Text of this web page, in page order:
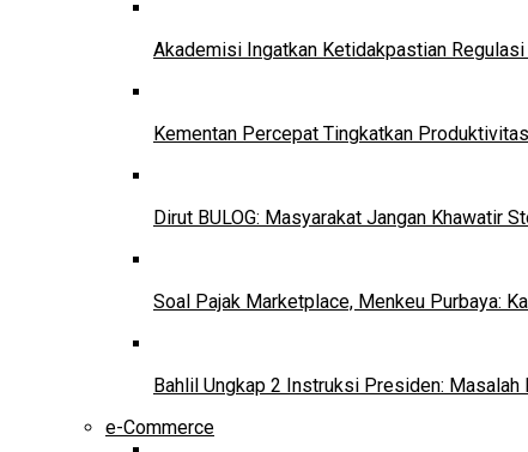
Akademisi Ingatkan Ketidakpastian
Kementan Percepat Tingkatkan
Dirut BULOG: Masyarakat Jangan Khawatir
Soal Pajak Marketplace, Menkeu Purbaya:
Bahlil Ungkap 2 Instruksi Presiden:
e-Commerce